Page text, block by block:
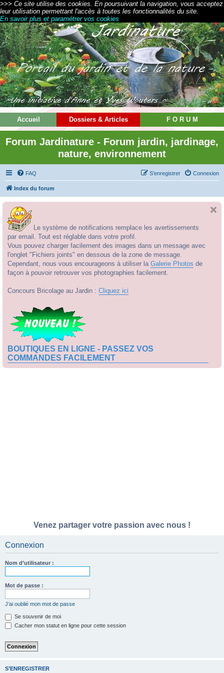
>>> Ce site utilise des cookies. En poursuivant la navigation, vous acceptez
leur utilisation permettant l'accès à toutes les fonctionnalités du site.
En savoir plus et paramétrer vos cookies
Accueil Dossiers & Articles F O R U M
Forum Jardinature - Forum jardin, jardinage,
nature, environnement
FAQ Connexion
S’enregistrer
Index du forum
Le système de notifications remplace les avertissements
par email. Tout est réglable dans votre profil.
Vous pouvez charger facilement des images dans un message avec
l'onglet "Fichiers joints" en dessous de la zone de message.
Cependant, nous vous encourageons à utiliser la Galerie Photos de
façon à pouvoir retrouver vos photographies facilement.
Concours Bricolage au Jardin : Cliquez ici
BOUTIQUES EN LIGNE - PASSEZ VOS
COMMANDES FACILEMENT
Venez partager votre passion avec nous !
Connexion
Nom d’utilisateur :
Mot de passe :
J’ai oublié mon mot de passe
Se souvenir de moi
Cacher mon statut en ligne pour cette session
S’ENREGISTRER